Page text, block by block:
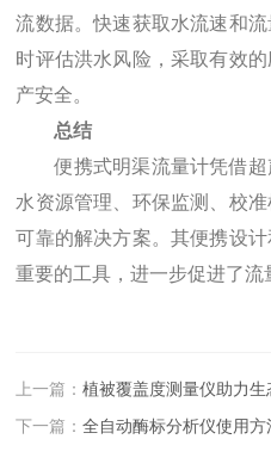
流数据。快速获取水流速和
时评估洪水风险，采取有效
产安全。
总结
便携式明渠流量计凭借
水资源管理、环保监测、校
可靠的解决方案。其便携设
重要的工具，进一步促进了流
上一篇：植被覆盖度测量仪助力
下一篇：全自动酶标分析仪使用方